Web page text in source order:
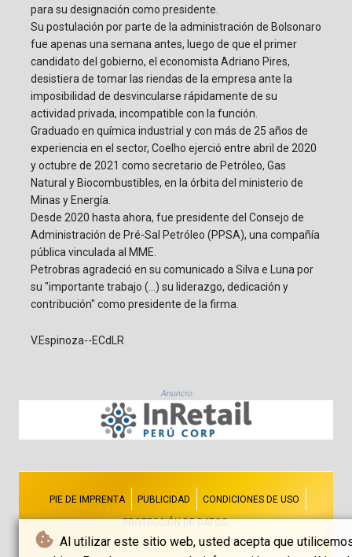
Al utilizar este sitio web, usted acepta que
para su designación como presidente.
Su postulación por parte de la administración de Bolsonaro
fue apenas una semana antes, luego de que el primer
candidato del gobierno, el economista Adriano Pires,
desistiera de tomar las riendas de la empresa ante la
imposibilidad de desvincularse rápidamente de su
actividad privada, incompatible con la función.
Graduado en química industrial y con más de 25 años de
experiencia en el sector, Coelho ejerció entre abril de 2020
y octubre de 2021 como secretario de Petróleo, Gas
Natural y Biocombustibles, en la órbita del ministerio de
Minas y Energía.
Desde 2020 hasta ahora, fue presidente del Consejo de
Administración de Pré-Sal Petróleo (PPSA), una compañía
pública vinculada al MME.
Petrobras agradeció en su comunicado a Silva e Luna por
su "importante trabajo (...) su liderazgo, dedicación y
contribución" como presidente de la firma.
V.Espinoza--ECdLR
Anuncio
PIE DE IMPRENTA PUBLICIDAD CONDICIONES DE USO
PROTECCIÓN DE DATOS